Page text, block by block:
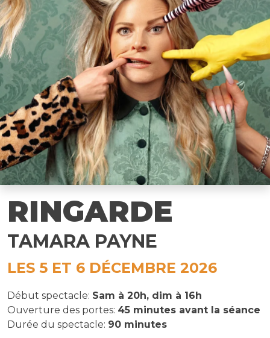
RINGARDE
TAMARA PAYNE
LES 5 ET 6 DÉCEMBRE 2026
Début spectacle: Sam à 20h, dim à 16h
Ouverture des portes: 45 minutes avant la séance
Durée du spectacle: 90 minutes